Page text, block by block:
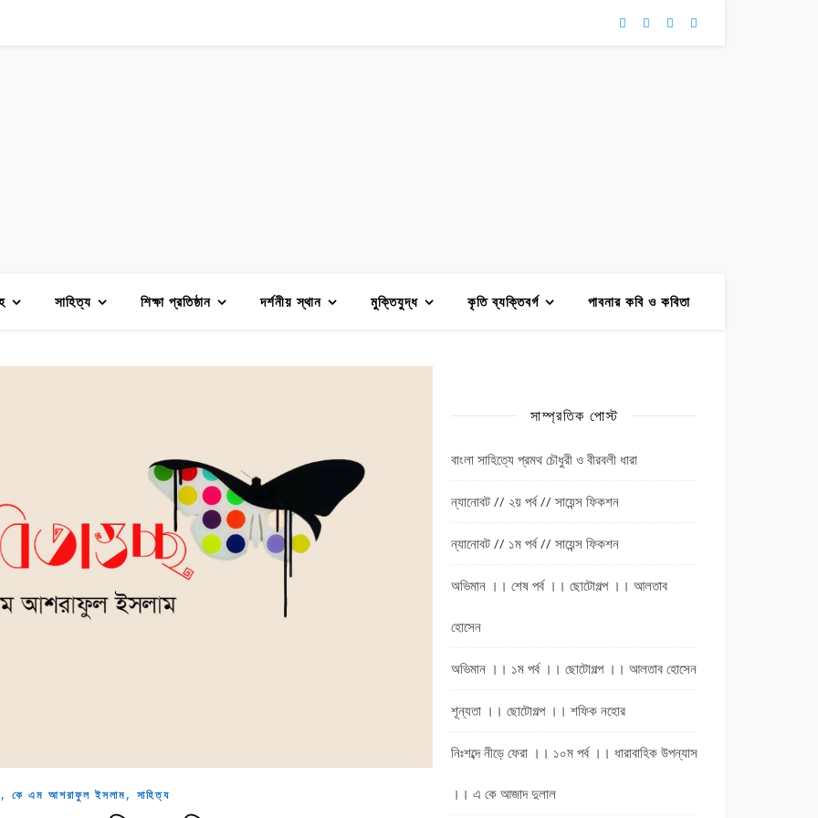
সাহিত্য শিক্ষা প্রতিষ্ঠান দর্শনীয় স্থান মুক্তিযুদ্ধ কৃতি ব্যক্তিবর্গ পাবনার কবি ও কবিতা
, কে এম আশরাফুল ইসলাম, সাহিত্য
সাম্প্রতিক পোস্ট
বাংলা সাহিত্যে প্রমথ চৌধুরী ও বীরবলী ধারা
ন্যানোবট // ২য় পর্ব // সায়েন্স ফিকশন
ন্যানোবট // ১ম পর্ব // সায়েন্স ফিকশন
অভিমান ।। শেষ পর্ব ।। ছোটোগল্প ।। আলতাব
হোসেন
অভিমান ।। ১ম পর্ব ।। ছোটোগল্প ।। আলতাব হোসেন
শূন্যতা ।। ছোটোগল্প ।। শফিক নহোর
নিঃশব্দে নীড়ে ফেরা ।। ১০ম পর্ব ।। ধারাবাহিক উপন্যাস
।। এ কে আজাদ দুলাল